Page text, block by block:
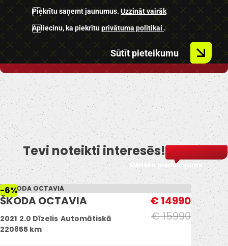
Piekrītu saņemt jaunumus. Uzzināt vairāk
Apliecinu, ka piekrītuprivātuma politikai .
Sūtīt pieteikumu
Tevi noteikti interesēs!
Mēneša piedāvājums
-6%
ŠKODA OCTAVIA
€ 15990
€ 14990
2021 2.0 Dīzelis Automātiskā
220855 km